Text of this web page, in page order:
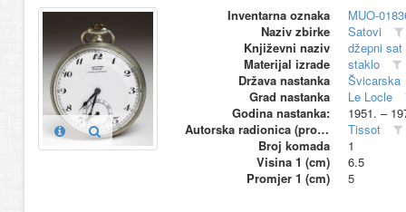
Inventarna oznaka
MUO-
Naziv zbirke
Satovi
Književni naziv
džepni sat
Materijal izrade
staklo
Država nastanka
Švicarska
Grad nastanka
Le Locle
Godina nastanka:
1951. –
Autorska radionica (proizvođač)
Tissot
Broj komada
1
Visina 1 (cm)
6.5
Promjer 1 (cm)
5